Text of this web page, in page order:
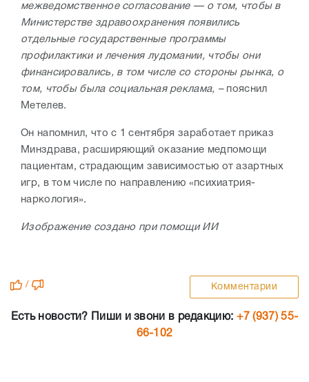
межведомственное согласование — о том, чтобы в
Министерстве здравоохранения появились
отдельные государственные программы
профилактики и лечения лудомании, чтобы они
финансировались, в том числе со стороны рынка, о
том, чтобы была социальная реклама, – пояснил
Метелев.
Он напомнил, что с 1 сентября заработает приказ
Минздрава, расширяющий оказание медпомощи
пациентам, страдающим зависимостью от азартных
игр, в том числе по направлению «психиатрия-
наркология».
Изображение создано при помощи ИИ
/ Комментарии
Есть новости? Пиши и звони в редакцию: +7 (937) 55-
66-102